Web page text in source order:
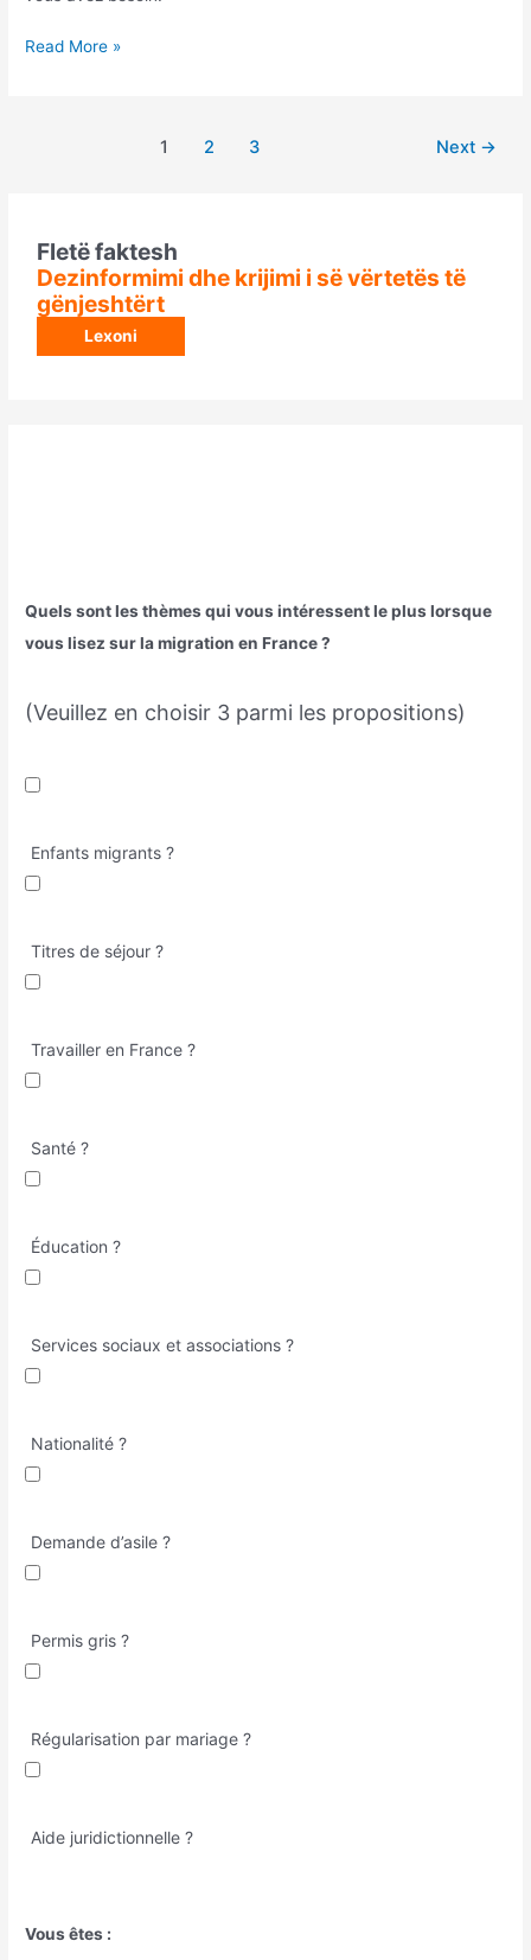
Emigrant,
bankë?
Read More »
1 2 3 Next →
Fletë faktesh
Dezinformimi dhe krijimi i së vërtetës të
gënjeshtërt
Lexoni
Quels sont les thèmes qui vous intéressent le plus lorsque
vous lisez sur la migration en France ?
(Veuillez en choisir 3 parmi les propositions)
Enfants migrants ?
Titres de séjour ?
Travailler en France ?
Santé ?
Éducation ?
Services sociaux et associations ?
Nationalité ?
Demande d’asile ?
Permis gris ?
Régularisation par mariage ?
Aide juridictionnelle ?
Vous êtes :